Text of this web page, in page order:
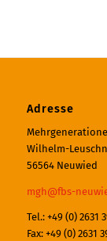
Adresse
Wilhelm-
56564 Neuwied
mgh@fbs-
Tel.: +49 (0) 2631
Fax: +49 (0) 2631